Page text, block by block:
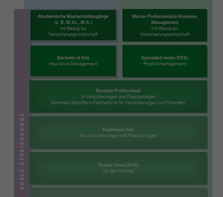
DUALE STUDIENGÄNGE
Akademische Masterstudiengänge
(z. B. M.Sc., M.A.)
mit Bezug zur
Versicherungswirtschaft
Bachelor of Arts
Insurance Management
Bachelor Professional
in Versicherungen und Finanzanlagen
(ehemals Geprüfte/-r Fachwirt/-in für Versicherungen und Finanzen)
Expert/-innen (DVA)
für den Vertrieb
Kaufmann/-frau
für Versicherungen und Finanzanlagen
Master Professional in Business
Management
mit Bezug zur
Versicherungswirtschaft
Spezialist/-innen (DVA)
Produktmanagement